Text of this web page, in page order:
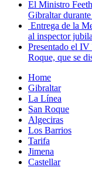
El Ministro
Gibraltar
Entrega de la
al inspector
Presentado el
Roque, que se
Home
Gibraltar
La Línea
San Roque
Algeciras
Los Barrios
Tarifa
Jimena
Castellar